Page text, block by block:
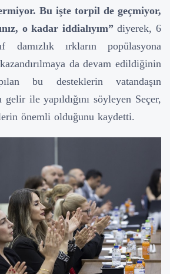
Bu işte torpil de geçmiyor,
o kadar iddialıyım”diyerek, 6
damızlık ırkların popülasyona
kazandırılmaya da devam edildiğinin
bu desteklerin vatandaşın
ile yapıldığını söyleyen Seçer,
önemli olduğunu kaydetti.